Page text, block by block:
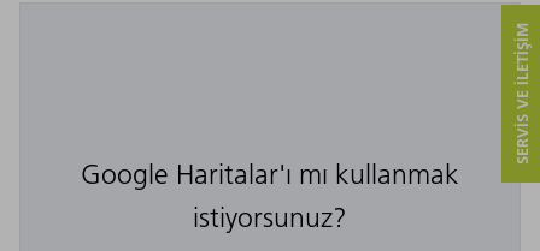
Google Haritalar'ı mı kullanmak
istiyorsunuz?
SERVIS VE ILETIŞIM